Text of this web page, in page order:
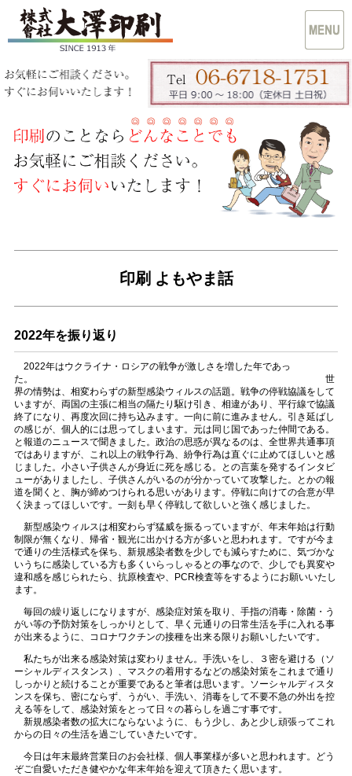
印刷 よもやま話
2022年を振り返り
2022年はウクライナ・ロシアの戦争が激しさを増した年であっ
た。 世
界の情勢は、相変わらずの新型感染ウィルスの話題。戦争の停戦協議をして
いますが、両国の主張に相当の隔たり駆け引き、相違があり、平行線で協議
終了になり、再度次回に持ち込みます。一向に前に進みません。引き延ばし
の感じが、個人的には思ってしまいます。元は同じ国であった仲間である。
と報道のニュースで聞きました。政治の思惑が異なるのは、全世界共通事項
ではありますが、これ以上の戦争行為、紛争行為は直ぐに止めてほしいと感
じました。小さい子供さんが身近に死を感じる。との言葉を発するインタビ
ューがありましたし、子供さんがいるのが分かっていて攻撃した。とかの報
道を聞くと、胸が締めつけられる思いがあります。停戦に向けての合意が早
く決まってほしいです。一刻も早く停戦して欲しいと強く感じました。
新型感染ウィルスは相変わらず猛威を振るっていますが、年末年始は行動
制限が無くなり、帰省・観光に出かける方が多いと思われます。ですが今ま
で通りの生活様式を保ち、新規感染者数を少しでも減らすために、気づかな
いうちに感染している方も多くいらっしゃるとの事なので、少しでも異変や
違和感を感じられたら、抗原検査や、PCR検査等をするようにお願いいたし
ます。
毎回の繰り返しになりますが、感染症対策を取り、手指の消毒・除菌・う
がい等の予防対策をしっかりとして、早く元通りの日常生活を手に入れる事
が出来るように、コロナワクチンの接種を出来る限りお願いしたいです。
私たちが出来る感染対策は変わりません。手洗いをし、３密を避ける（ソ
ーシャルディスタンス）、マスクの着用するなどの感染対策をこれまで通り
しっかりと続けることが重要であると筆者は思います。ソーシャルディスタ
ンスを保ち、密にならず、うがい、手洗い、消毒をして不要不急の外出を控
える等をして、感染対策をとって日々の暮らしを過ごす事です。
新規感染者数の拡大にならないように、もう少し、あと少し頑張ってこれ
からの日々の生活を過ごしていきたいです。
今日は年末最終営業日のお会社様、個人事業様が多いと思われます。どう
ぞご自愛いただき健やかな年末年始を迎えて頂きたく思います。